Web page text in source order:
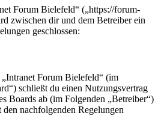
Forum Bielefeld“ („https://forum-
zwischen dir und dem Betreiber ein
geschlossen:
Forum Bielefeld“ (im
schließt du einen Nutzungsvertrag
Boards ab (im Folgenden „Betreiber“)
nachfolgenden Regelungen